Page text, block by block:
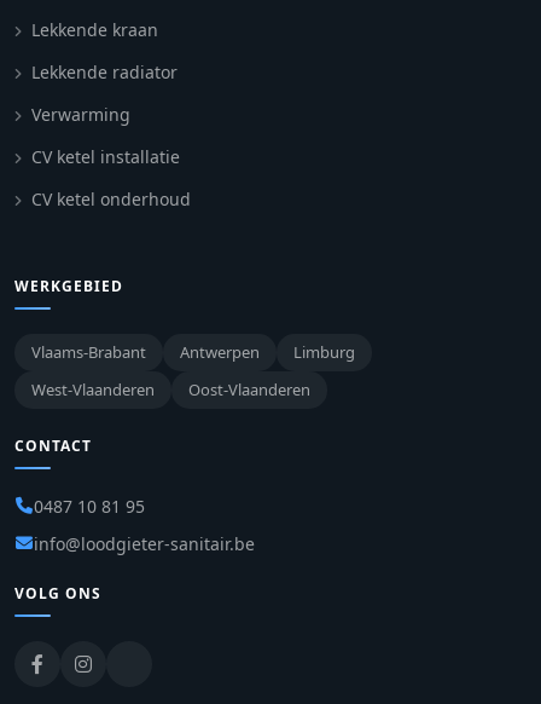
Lekkende kraan
Lekkende radiator
Verwarming
CV ketel installatie
CV ketel onderhoud
WERKGEBIED
Vlaams-Brabant Antwerpen
Limburg
West-Vlaanderen
Oost-Vlaanderen
CONTACT
0487 10 81 95
info@loodgieter-sanitair.be
VOLG ONS